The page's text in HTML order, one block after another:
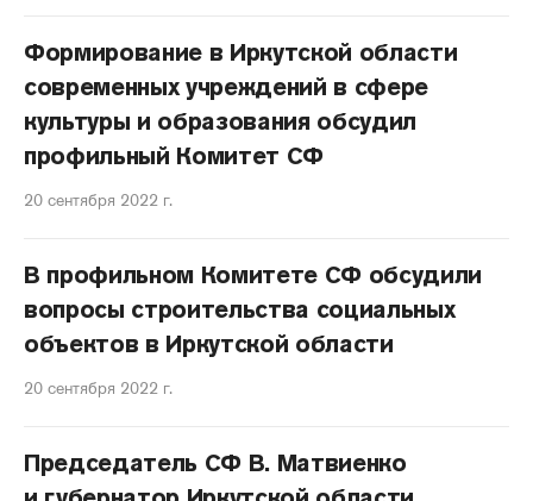
Формирование в Иркутской области
современных учреждений в сфере
культуры и образования обсудил
профильный Комитет СФ
20 сентября 2022 г.
В профильном Комитете СФ обсудили
вопросы строительства социальных
объектов в Иркутской области
20 сентября 2022 г.
Председатель СФ В. Матвиенко